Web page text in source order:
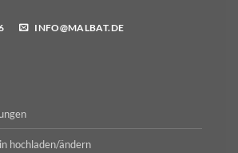
INFO@MALBAT.DE
hochladen/ändern